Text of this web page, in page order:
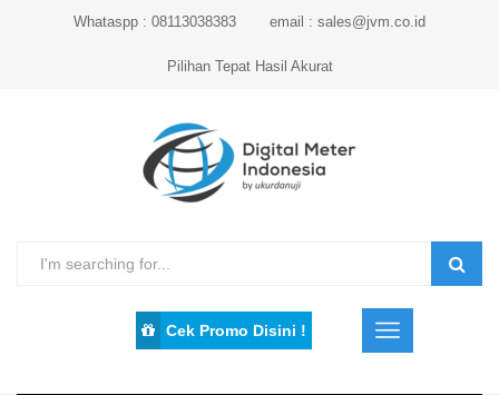
Whataspp : 08113038383 email : sales@jvm.co.id
Pilihan Tepat Hasil Akurat
Cek Promo Disini !